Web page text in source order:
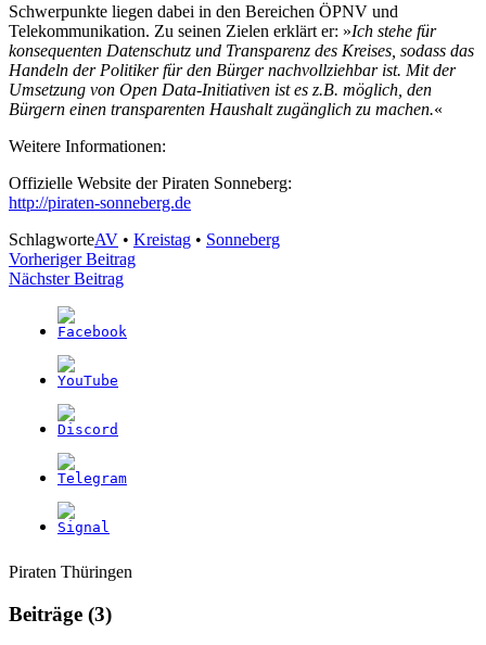
Schwerpunkte liegen dabei in den Bereichen ÖPNV und
Telekommunikation. Zu seinen Zielen erklärt er: »Ich stehe für
konsequenten Datenschutz und Transparenz des Kreises, sodass das
Handeln der Politiker für den Bürger nachvollziehbar ist. Mit der
Umsetzung von Open Data-Initiativen ist es z.B. möglich, den
Bürgern einen transparenten Haushalt zugänglich zu machen.«
Weitere Informationen:
Offizielle Website der Piraten Sonneberg:
http://piraten-sonneberg.de
SchlagworteAV • Kreistag • Sonneberg
Beitragsnavigation
Vorheriger Beitrag
Nächster Beitrag
Weitere
Informationen
Navigation
Piraten Thüringen
Beiträge (3)